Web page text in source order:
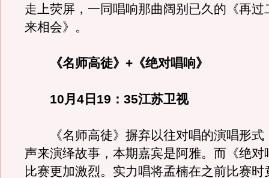
走上荧屏，一同唱响那曲阔别已久的《再过
来相会》。
《名师高徒》+《绝对唱响》
10月4日19：35江苏卫视
《名师高徒》摒弃以往对唱的演唱形式
声来演绎故事，本期嘉宾是阿雅。而《绝对
比赛更加激烈。实力唱将孟楠在之前比赛时